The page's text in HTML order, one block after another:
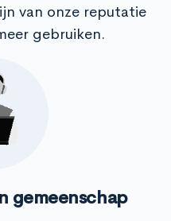
van onze reputatie
gebruiken.
gemeenschap